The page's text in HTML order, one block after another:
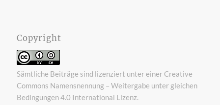
Copyright
Sämtliche Beiträge sind lizenziert unter einerCreative
Commons Namensnennung – Weitergabe unter gleichen
Bedingungen 4.0 International Lizenz.